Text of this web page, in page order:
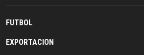
FUTBOL
EXPORTACION